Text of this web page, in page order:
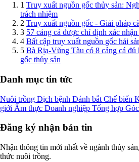
1 Truy xuất nguồn gốc thủy sản:
trách nhiệm
2 Truy xuất nguồn gốc - Giải pháp
3 57 cảng cá được chỉ định xác
4 Bất cập truy xuất nguồn gốc hải
5 Bà Rịa-Vũng Tàu có 8 cảng cá đủ
gốc thủy sản
Danh mục tin tức
Nuôi trồng Dịch bệnh Đánh bắt Chế biến
giới Ẩm thực Doanh nghiệp Tổng hợp
Đăng ký nhận bản tin
Nhận thông tin mới nhất về ngành thủy
thức nuôi trồng.